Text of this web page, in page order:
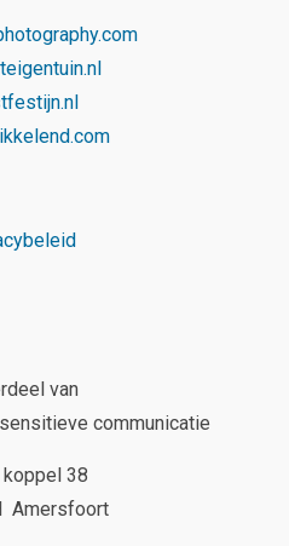
van
| sensitieve communicatie
koppel 38
Amersfoort